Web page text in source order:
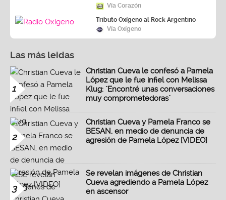
Vía Corazón
Tributo Oxígeno al Rock Argentino
Vía Oxígeno
Las más leidas
1
Christian Cueva le confesó a Pamela
López que le fue infiel con Melissa
Klug: "Encontré unas conversaciones
muy comprometedoras"
2
Christian Cueva y Pamela Franco se
BESAN, en medio de denuncia de
agresión de Pamela López [VIDEO]
3
Se revelan imágenes de Christian
Cueva agrediendo a Pamela López
en ascensor